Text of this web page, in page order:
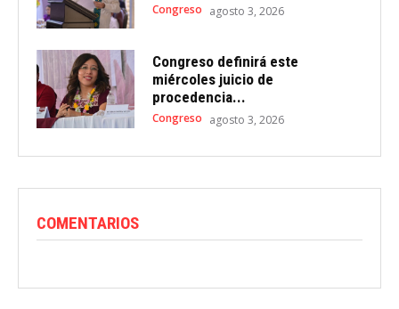
Congreso agosto 3, 2026
Congreso definirá este
miércoles juicio de
procedencia...
Congreso agosto 3, 2026
COMENTARIOS